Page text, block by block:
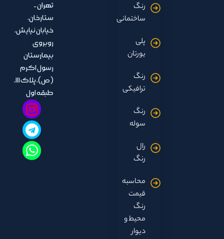
رنگ
ساختمانی
پلی
یورتان
رنگ
ترافیکی
رنگ
سوله
رال
رنگ
محاسبه
قیمت
رنگ
محیط و
دیوار
تهران -
ستارخان،
خیابان نیایش،
روبروی
بیمارستان
رسول اکرم
(ص)، پلاک ۱۱۱،
طبقه اول